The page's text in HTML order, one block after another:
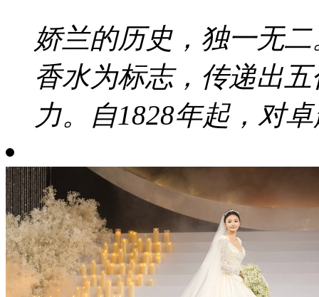
娇兰的历史，独一无
香水为标志，传递出
力。自1828年起，对